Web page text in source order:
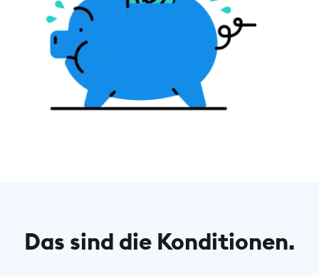
Das sind die Konditionen.